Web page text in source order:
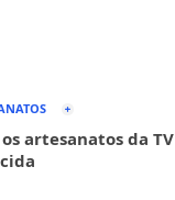
os artesanatos da TV